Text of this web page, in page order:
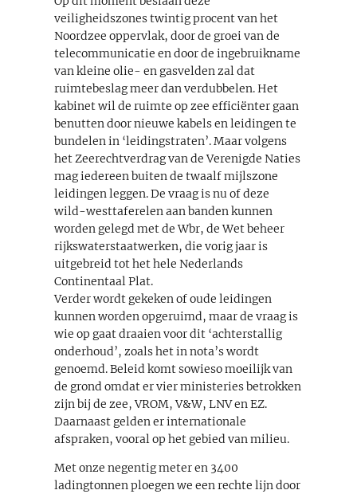
veiligheidszones twintig procent van het
Noordzee oppervlak, door de groei van de
telecommunicatie en door de ingebruikname
van kleine olie- en gasvelden zal dat
ruimtebeslag meer dan verdubbelen. Het
kabinet wil de ruimte op zee efficiënter gaan
benutten door nieuwe kabels en leidingen te
bundelen in ‘leidingstraten’. Maar volgens
het Zeerechtverdrag van de Verenigde Naties
mag iedereen buiten de twaalf mijlszone
leidingen leggen. De vraag is nu of deze
wild-westtaferelen aan banden kunnen
worden gelegd met de Wbr, de Wet beheer
rijkswaterstaatwerken, die vorig jaar is
uitgebreid tot het hele Nederlands
Continentaal Plat.
Verder wordt gekeken of oude leidingen
kunnen worden opgeruimd, maar de vraag is
wie op gaat draaien voor dit ‘achterstallig
onderhoud’, zoals het in nota’s wordt
genoemd. Beleid komt sowieso moeilijk van
de grond omdat er vier ministeries betrokken
zijn bij de zee, VROM, V&W, LNV en EZ.
Daarnaast gelden er internationale
afspraken, vooral op het gebied van milieu.
Met onze negentig meter en 3400
ladingtonnen ploegen we een rechte lijn door